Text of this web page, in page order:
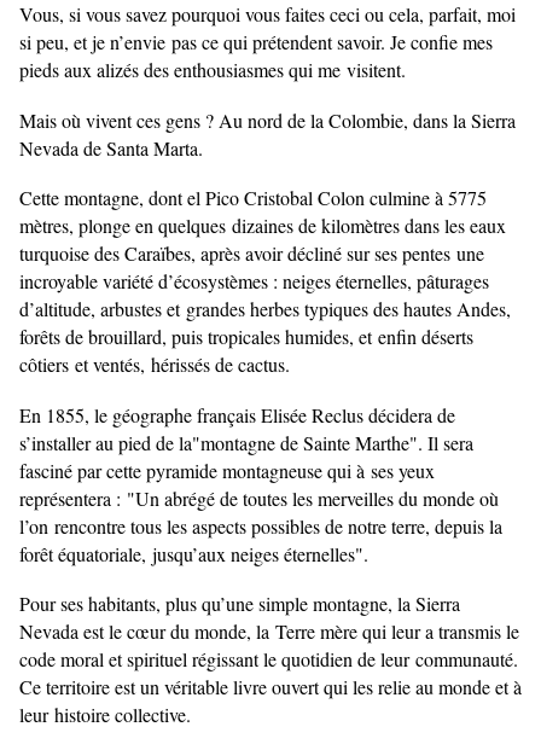
Vous, si vous savez pourquoi vous faites ceci ou cela, parfait, moi
si peu, et je n’envie pas ce qui prétendent savoir. Je confie mes
pieds aux alizés des enthousiasmes qui me visitent.
Mais où vivent ces gens ? Au nord de la Colombie, dans la Sierra
Nevada de Santa Marta.
Cette montagne, dont el Pico Cristobal Colon culmine à 5775
mètres, plonge en quelques dizaines de kilomètres dans les eaux
turquoise des Caraïbes, après avoir décliné sur ses pentes une
incroyable variété d’écosystèmes : neiges éternelles, pâturages
d’altitude, arbustes et grandes herbes typiques des hautes Andes,
forêts de brouillard, puis tropicales humides, etenfin déserts
côtiers et ventés, hérissés de cactus.
En 1855, le géographe français Elisée Reclus décidera de
s’installer au pied de la"montagne de Sainte Marthe". Il sera
fasciné par cette pyramide montagneuse qui à ses yeux
représentera : "Un abrégé de toutes les merveilles du monde où
l’on rencontre tous les aspects possibles de notre terre, depuis la
forêt équatoriale, jusqu’aux neiges éternelles".
Pour ses habitants, plus qu’une simple montagne, la Sierra
Nevada est le cœur du monde, la Terre mère qui leur a transmis le
code moral et spirituel régissant le quotidien de leurcommunauté.
Ce territoire est un véritable livre ouvert qui les relie au monde et à
leurhistoire collective.